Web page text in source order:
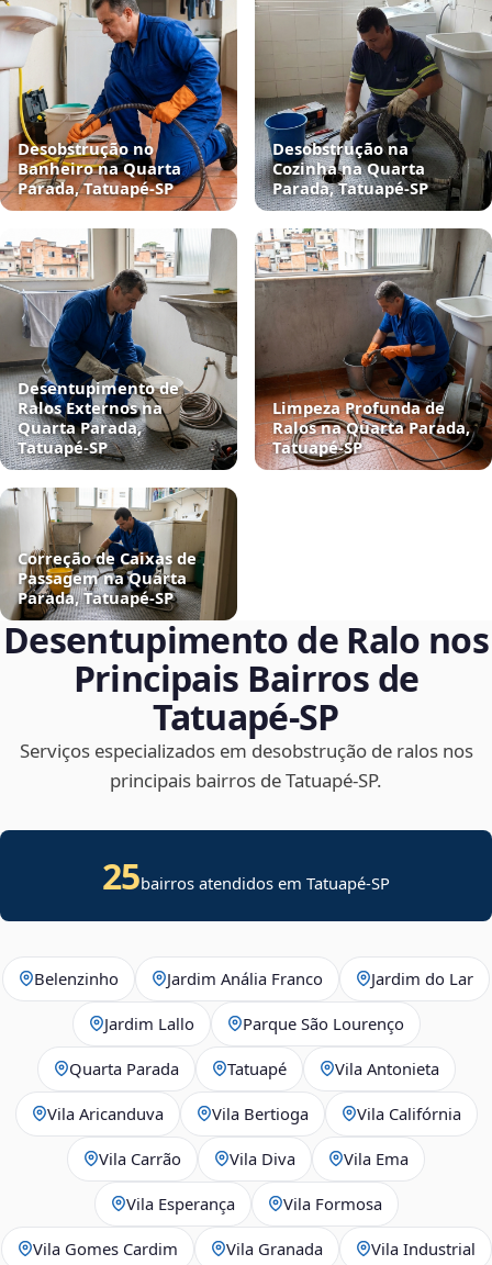
Desobstrução no
Banheiro na Quarta
Parada, Tatuapé‑SP
Desobstrução na
Cozinha na Quarta
Parada, Tatuapé‑SP
Desentupimento de
Ralos Externos na
Quarta Parada,
Tatuapé‑SP
Limpeza Profunda de
Ralos na Quarta Parada,
Tatuapé‑SP
Correção de Caixas de
Passagem na Quarta
Parada, Tatuapé‑SP
Desentupimento de Ralo nos
Principais Bairros de
Tatuapé‑SP
Serviços especializados em desobstrução de ralos nos
principais bairros de Tatuapé‑SP.
25bairros atendidos em Tatuapé-SP
Belenzinho Jardim Anália Franco Jardim do Lar
Jardim Lallo Parque São Lourenço
Quarta Parada Tatuapé Vila Antonieta
Vila Aricanduva Vila Bertioga Vila Califórnia
Vila Carrão Vila Diva Vila Ema
Vila Esperança Vila Formosa
Vila Gomes Cardim Vila Granada Vila Industrial